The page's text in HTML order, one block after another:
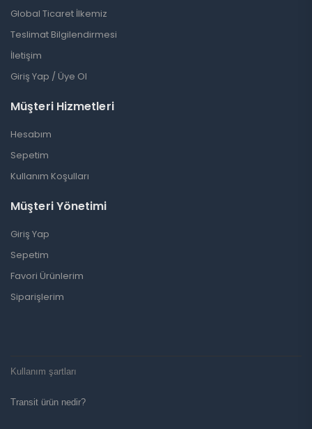
Global Ticaret İlkemiz
Teslimat Bilgilendirmesi
İletişim
Giriş Yap / Üye Ol
Müşteri Hizmetleri
Hesabım
Sepetim
Kullanım Koşulları
Müşteri Yönetimi
Giriş Yap
Sepetim
Favori Ürünlerim
Siparişlerim
Kullanım şartları
Transit ürün nedir?